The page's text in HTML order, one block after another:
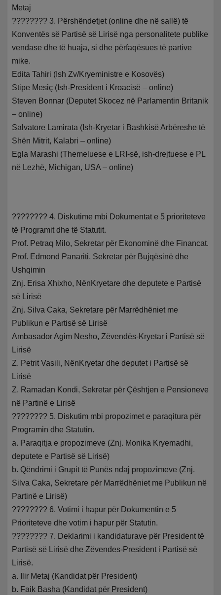
Metaj
???????? 3. Përshëndetjet (online dhe në sallë) të
Konventës së Partisë së Lirisë nga personalitete publike
vendase dhe të huaja, si dhe përfaqësues të partive
mike.
Edita Tahiri (Ish Zv/Kryeministre e Kosovës)
Stipe Mesiç (Ish-President i Kroacisë – online)
Steven Bonnar (Deputet Skocez në Parlamentin Britanik
– online)
Salvatore Lamirata (Ish-Kryetar i Bashkisë Arbëreshe të
Shën Mitrit, Kalabri – online)
Egla Marashi (Themeluese e LRI-së, ish-drejtuese e PL
në Lezhë, Michigan, USA – online)
???????? 4. Diskutime mbi Dokumentat e 5 prioriteteve
të Programit dhe të Statutit.
Prof. Petraq Milo, Sekretar për Ekonominë dhe Financat.
Prof. Edmond Panariti, Sekretar për Bujqësinë dhe
Ushqimin
Znj. Erisa Xhixho, NënKryetare dhe deputete e Partisë
së Lirisë
Znj. Silva Caka, Sekretare për Marrëdhëniet me
Publikun e Partisë së Lirisë
Ambasador Agim Nesho, Zëvendës-Kryetar i Partisë së
Lirisë
Z. Petrit Vasili, NënKryetar dhe deputet i Partisë së
Lirisë
Z. Ramadan Kondi, Sekretar për Çështjen e Pensioneve
në Partinë e Lirisë
???????? 5. Diskutim mbi propozimet e paraqitura për
Programin dhe Statutin.
a. Paraqitja e propozimeve (Znj. Monika Kryemadhi,
deputete e Partisë së Lirisë)
b. Qëndrimi i Grupit të Punës ndaj propozimeve (Znj.
Silva Caka, Sekretare për Marrëdhëniet me Publikun në
Partinë e Lirisë)
???????? 6. Votimi i hapur për Dokumentin e 5
Prioriteteve dhe votim i hapur për Statutin.
???????? 7. Deklarimi i kandidaturave për President të
Partisë së Lirisë dhe Zëvendes-President i Partisë së
Lirisë.
a. Ilir Metaj (Kandidat për President)
b. Faik Basha (Kandidat për President)